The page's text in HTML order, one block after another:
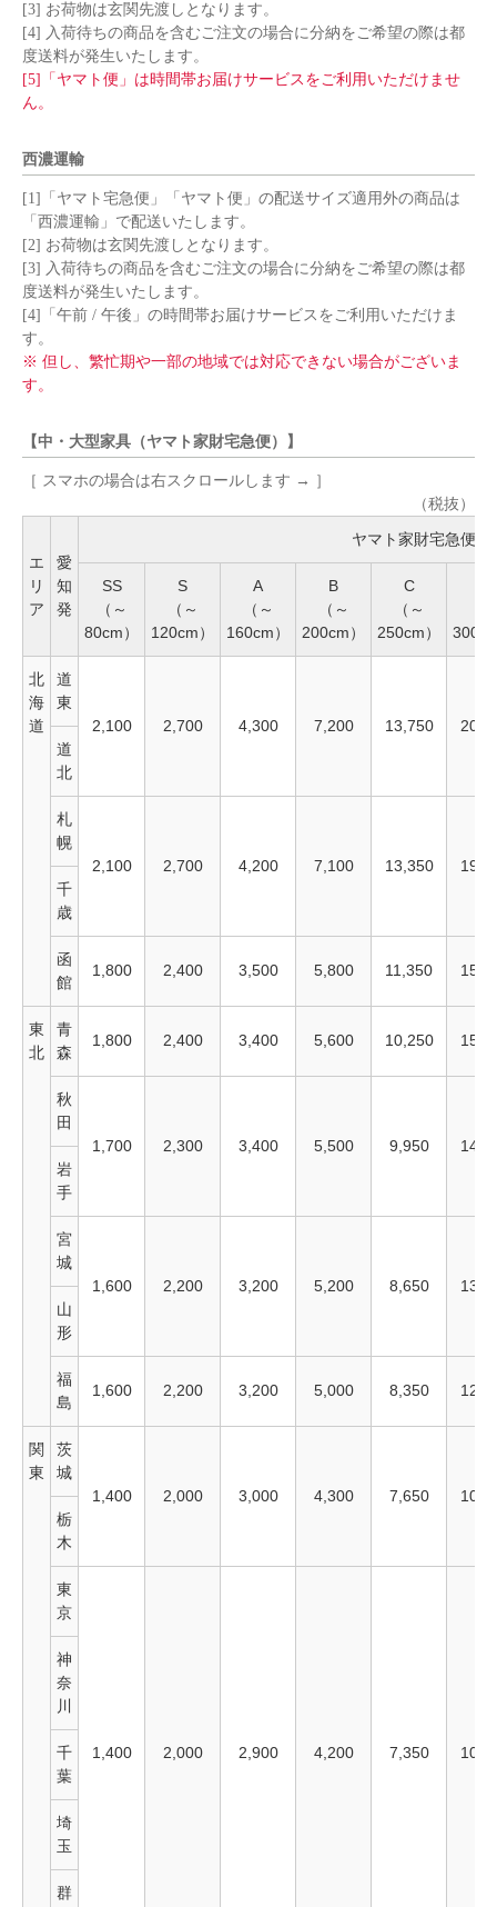
[3] お荷物は玄関先渡しとなります。
[4] 入荷待ちの商品を含むご注文の場合に分納をご希望の際は都
度送料が発生いたします。
[5]「ヤマト便」は時間帯お届けサービスをご利用いただけませ
ん。
西濃運輸
[1]「ヤマト宅急便」「ヤマト便」の配送サイズ適用外の商品は
「西濃運輸」で配送いたします。
[2] お荷物は玄関先渡しとなります。
[3] 入荷待ちの商品を含むご注文の場合に分納をご希望の際は都
度送料が発生いたします。
[4]「午前 / 午後」の時間帯お届けサービスをご利用いただけま
す。
※ 但し、繁忙期や一部の地域では対応できない場合がございま
す。
【中・大型家具（ヤマト家財宅急便）】
［ スマホの場合は右スクロールします → ］
（税抜）
エ
リ
ア
愛
知
発
ヤマト家財宅急便
SS
（～
80cm）
S
（～
120cm）
A
（～
160cm）
B
（～
200cm）
C
（～
250cm）
北
海
道
道
東
2,100
2,700 4,300 7,200 13,750
道
北
札
幌
2,100
2,700 4,200 7,100 13,350
千
歳
函
館
1,800 2,400 3,500 5,800 11,350
東
北
青
森
1,800 2,400 3,400 5,600 10,250
秋
田
1,700
2,300 3,400 5,500 9,950
岩
手
宮
城
1,600
2,200 3,200 5,200 8,650
山
形
福
島
1,600 2,200 3,200 5,000 8,350
関
東
茨
城
1,400
2,000 3,000 4,300 7,650
栃
木
東
京
1,400 2,000 2,900 4,200 7,350
神
奈
川
千
葉
埼
玉
群